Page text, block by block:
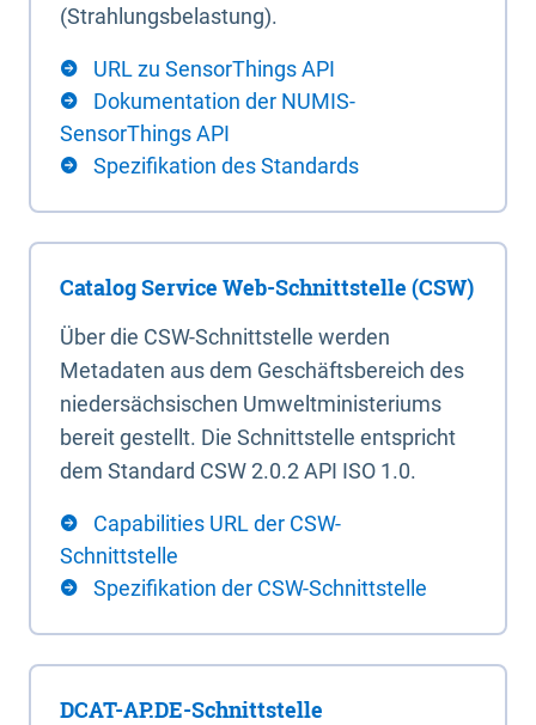
(Strahlungsbelastung).
URL zu SensorThings API
Dokumentation der NUMIS-
SensorThings API
Spezifikation des Standards
Catalog Service Web-Schnittstelle (CSW)
Über die CSW-Schnittstelle werden
Metadaten aus dem Geschäftsbereich des
niedersächsischen Umweltministeriums
bereit gestellt. Die Schnittstelle entspricht
dem Standard CSW 2.0.2 API ISO 1.0.
Capabilities URL der CSW-
Schnittstelle
Spezifikation der CSW-Schnittstelle
DCAT-AP.DE-Schnittstelle